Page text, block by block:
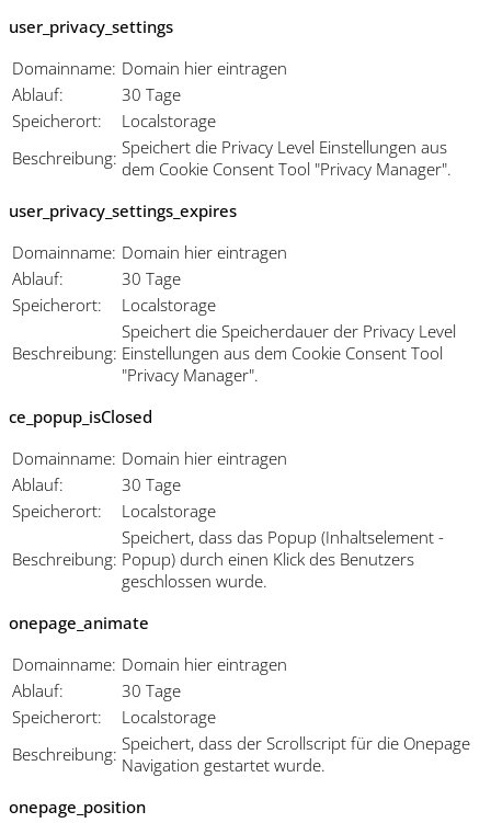
user_privacy_settings
Domainname: Domain hier eintragen
Ablauf:
30 Tage
Speicherort:
Localstorage
Beschreibung: Speichert die Privacy Level Einstellungen aus
dem Cookie Consent Tool "Privacy Manager".
user_privacy_settings_expires
Domainname: Domain hier eintragen
Ablauf:
30 Tage
Speicherort:
Localstorage
Beschreibung:
Speichert die Speicherdauer der Privacy Level
Einstellungen aus dem Cookie Consent Tool
"Privacy Manager".
ce_popup_isClosed
Domainname: Domain hier eintragen
Ablauf:
30 Tage
Speicherort:
Localstorage
Beschreibung:
Speichert, dass das Popup (Inhaltselement -
Popup) durch einen Klick des Benutzers
geschlossen wurde.
onepage_animate
Domainname: Domain hier eintragen
Ablauf:
30 Tage
Speicherort:
Localstorage
Beschreibung: Speichert, dass der Scrollscript für die Onepage
Navigation gestartet wurde.
onepage_position